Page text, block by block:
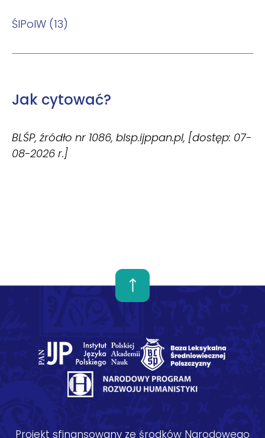
ŚlPolW (13)
Jak cytować?
BLŚP, źródło nr 1086, blsp.ijppan.pl, [dostęp: 07-
08-2026 r.]
Projekt sfinansowany ze środków Narodowego